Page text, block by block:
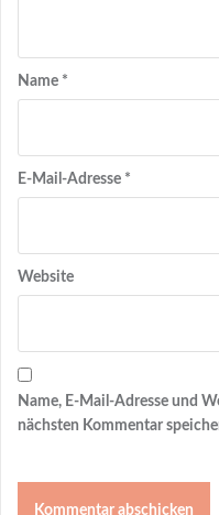
Name *
E-Mail-Adresse *
Website
Name, E-Mail-Adresse und
nächsten Kommentar